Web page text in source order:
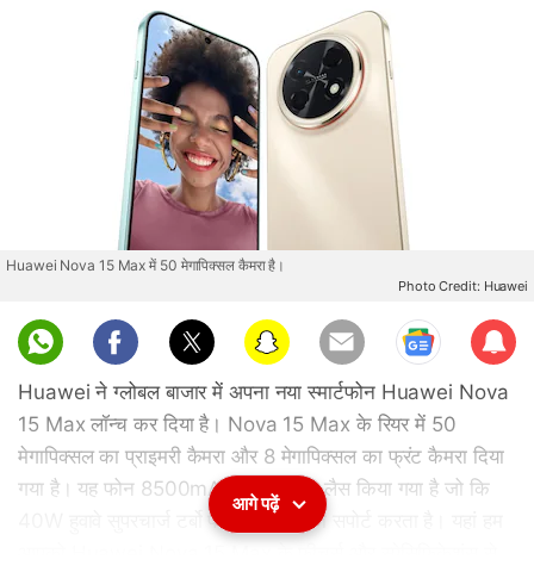
Huawei Nova 15 Max में 50 मेगापिक्सल कैमरा है।
Photo Credit: Huawei
Sub
scri
be
Huawei ने ग्लोबल बाजार में अपना नया स्मार्टफोन Huawei Nova
15 Max लॉन्च कर दिया है। Nova 15 Max के रियर में 50
मेगापिक्सल का प्राइमरी कैमरा और 8 मेगापिक्सल का फ्रंट कैमरा दिया
गया है। यह फोन 8500mAh की बैटरी से लैस किया गया है जो कि
40W हुवावे सुपरचार्ज टर्बो फास्ट चार्जिंग का सपोर्ट करता है। यहां हम
आगे पढ़ें